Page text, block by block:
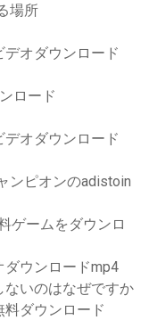
場所
オダウンロード
ロード
オダウンロード
ンピオンのadistoin
ゲームをダウンロ
ダウンロードmp4
いのはなぜですか
ダウンロード